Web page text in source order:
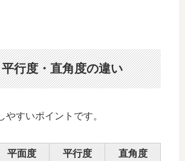
行度・直角度の違い
やすいポイントです。
平面度 平行度 直角度